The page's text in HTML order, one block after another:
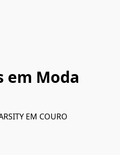
em Moda
EM COURO